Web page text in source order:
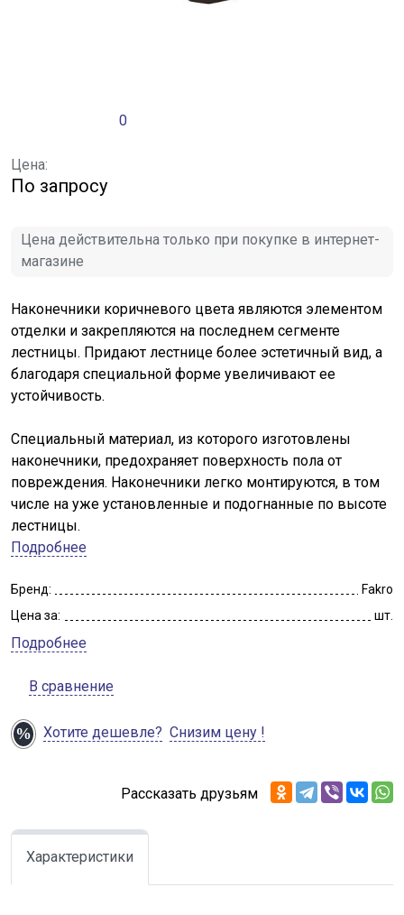
0
Цена:
По запросу
Цена действительна только при покупке в интернет-
магазине
Наконечники коричневого цвета являются элементом
отделки и закрепляются на последнем сегменте
лестницы. Придают лестнице более эстетичный вид, а
благодаря специальной форме увеличивают ее
устойчивость.
Специальный материал, из которого изготовлены
наконечники, предохраняет поверхность пола от
повреждения. Наконечники легко монтируются, в том
числе на уже установленные и подогнанные по высоте
лестницы.
Подробнее
Бренд:
Fakro
Цена за:
шт.
Подробнее
В сравнение
Хотите дешевле? Снизим цену !
Рассказать друзьям
Характеристики